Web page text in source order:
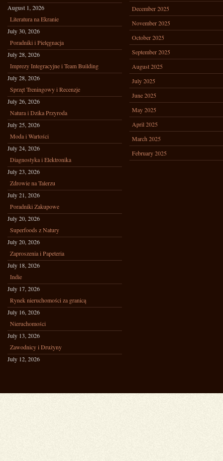
August 1, 2026
Literatura na Ekranie
July 30, 2026
Poradniki i Pielęgnacja
July 28, 2026
Imprezy Integracyjne i Team Building
July 28, 2026
Sprzęt Treningowy i Recenzje
July 26, 2026
Natura i Dzika Przyroda
July 25, 2026
Moda i Wartości
July 24, 2026
Diagnostyka i Elektronika
July 23, 2026
Zdrowie na Talerzu
July 21, 2026
Poradniki Zakupowe
July 20, 2026
Superfoods z Natury
July 20, 2026
Zaproszenia i Papeteria
July 18, 2026
Indie
July 17, 2026
Rynek nieruchomości za granicą
July 16, 2026
Nieruchomości
July 13, 2026
Zawodnicy i Drużyny
July 12, 2026
December 2025
November 2025
October 2025
September 2025
August 2025
July 2025
June 2025
May 2025
April 2025
March 2025
February 2025